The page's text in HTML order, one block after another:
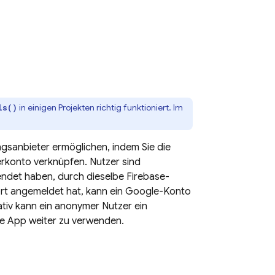
in einigen Projekten richtig funktioniert. Im
ermöglichen, indem Sie die
verknüpfen. Nutzer sind
haben, durch dieselbe Firebase-
angemeldet hat, kann ein Google-Konto
kann ein anonymer Nutzer ein
App weiter zu verwenden.